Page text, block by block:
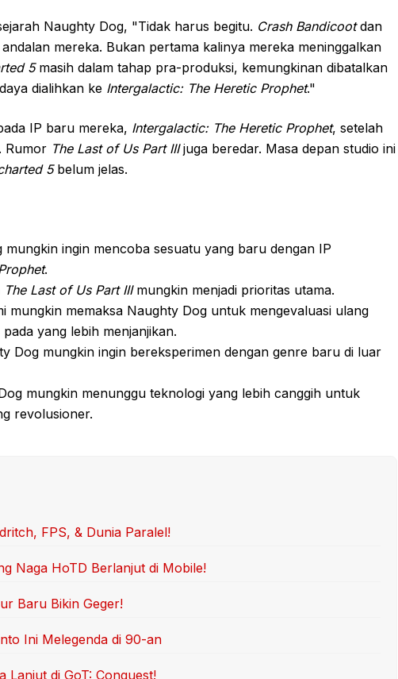
Naughty Dog, "Tidak harus begitu. Crash Bandicootdan
mereka. Bukan pertama kalinya mereka meninggalkan
5masih dalam tahap pra-produksi, kemungkinan dibatalkan
dialihkan ke Intergalactic: The Heretic Prophet."
IP baru mereka, Intergalactic: The Heretic Prophet, setelah
Rumor The Last of Us Part IIIjuga beredar. Masa depan studio ini
5belum jelas.
mungkin ingin mencoba sesuatu yang baru dengan IP
.
The Last of Us Part IIImungkin menjadi prioritas utama.
mungkin memaksa Naughty Dog untuk mengevaluasi ulang
yang lebih menjanjikan.
Dog mungkin ingin bereksperimen dengan genre baru di luar
mungkin menunggu teknologi yang lebih canggih untuk
revolusioner.
FPS, & Dunia Paralel!
Naga HoTD Berlanjut di Mobile!
Baru Bikin Geger!
Ini Melegenda di 90-an
Lanjut di GoT: Conquest!